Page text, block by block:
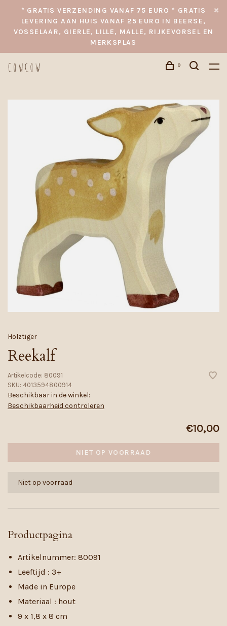
* GRATIS VERZENDING VANAF 75 EURO * GRATIS
LEVERING AAN HUIS VANAF 25 EURO IN BEERSE,
VOSSELAAR, GIERLE, LILLE, MALLE, RIJKEVORSEL EN
MERKSPLAS
0
Holztiger
Reekalf
Artikelcode: 80091
SKU: 4013594800914
Beschikbaar in de winkel:
Beschikbaarheid controleren
€10,00
NIET OP VOORRAAD
Niet op voorraad
Productpagina
Artikelnummer: 80091
Leeftijd : 3+
Made in Europe
Materiaal : hout
9 x 1,8 x 8 cm